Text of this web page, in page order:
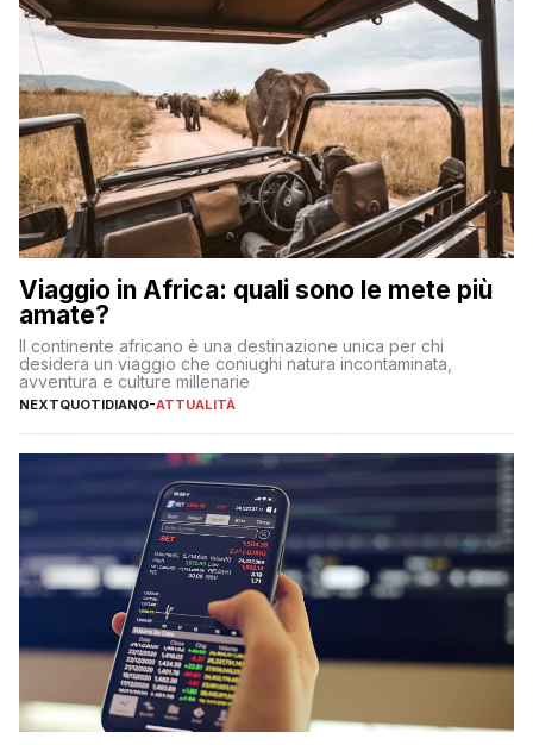
Viaggio in Africa: quali sono le mete più
amate?
Il continente africano è una destinazione unica per chi
desidera un viaggio che coniughi natura incontaminata,
avventura e culture millenarie
NEXTQUOTIDIANO-ATTUALITÀ